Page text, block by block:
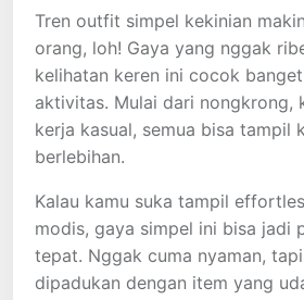
Tren outfit simpel kekinian
orang, loh! Gaya yang nggak
kelihatan keren ini cocok
aktivitas. Mulai dari nongkrong,
kerja kasual, semua bisa tampil
berlebihan.
Kalau kamu suka tampil
modis, gaya simpel ini bisa jadi
tepat. Nggak cuma nyaman,
dipadukan dengan item yang